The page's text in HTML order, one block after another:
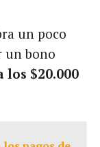
un poco
un bono
los $20.000